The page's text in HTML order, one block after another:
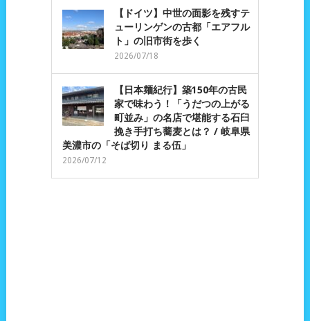
【ドイツ】中世の面影を残すテ
ューリンゲンの古都「エアフル
ト」の旧市街を歩く
2026/07/18
【日本麺紀行】築150年の古民
家で味わう！「うだつの上がる
町並み」の名店で堪能する石臼
挽き手打ち蕎麦とは？ / 岐阜県
美濃市の「そば切り まる伍」
2026/07/12